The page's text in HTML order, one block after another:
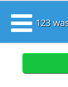
123